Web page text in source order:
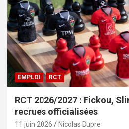
EMPLOI RCT
RCT 2026/2027 : Fickou,
recrues officialisées
11 juin 2026 Nicolas Dupre